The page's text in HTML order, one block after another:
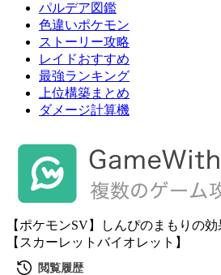
パルデア図鑑
色違いポケモン
ストーリー攻略
レイドおすすめ
最強ランキング
上位構築まとめ
ダメージ計算機
【ポケモンSV】しんぴのまもりの
【スカーレットバイオレット】